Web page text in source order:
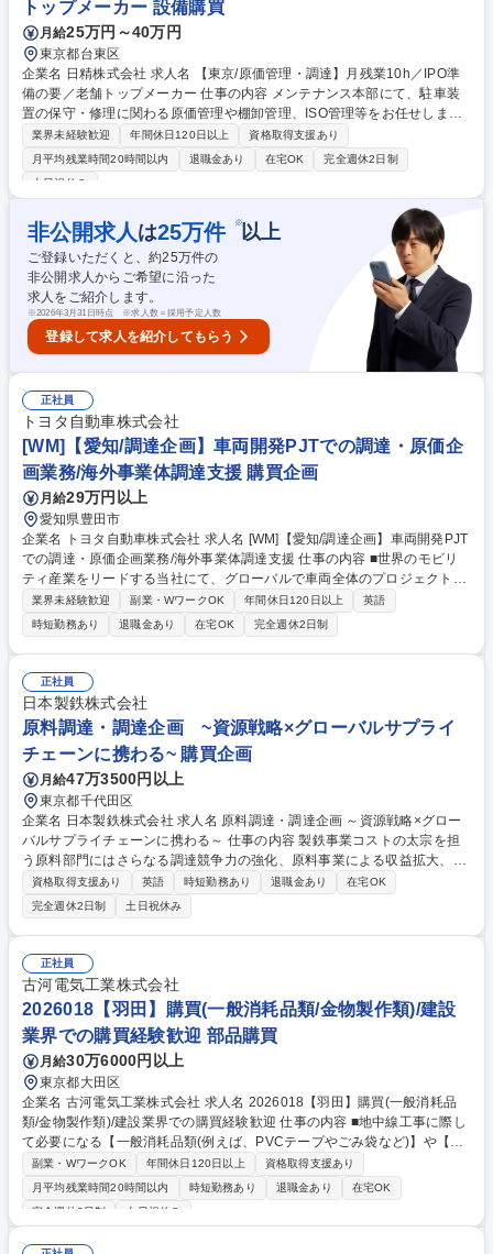
トップメーカー 設備購買
月給25万円～40万円
東京都台東区
企業名 日精株式会社 求人名 【東京/原価管理・調達】月残業10h／IPO準
備の要／老舗トップメーカー 仕事の内容 メンテナンス本部にて、駐車装
置の保守・修理に関わる原価管理や棚卸管理、ISO管理等をお任せしま
す。利益の源泉であるメンテナンス事業を支え、IPOに向けた適正な原価
処理体制の構築を担う役割です。 入社後は原価計算や在庫管理の実務から
スタート。 将来的には管理グループ全般を牽引する存在を目指してくださ
織ゆえ、自分の仕事が会社の利益や上場準備に直結する手応えをダイレク
トに実感できる環境です。社用PC・スマホを完備し、効率的で透明性の
高い管理体制を自ら構築していく醍醐味があります。 募集職種 【東京/原
価管理・調達】月残業10h／IPO準備の要／老舗トップメーカー
業界未経験歓迎 年間休日120日以上
資格取得支援あり
月平均残業時間20時間以内
退職金あり 在宅OK
完全週休2日制
土日祝休み
非公開求人 は25万件 ※以上
ご登録いただくと、約25万件の
非公開求人からご希望に沿った
求人をご紹介します。
※2026年3月31日時点 ※求人数＝採用予定人数
登録して求人を紹介してもらう
正社員
トヨタ自動車株式会社
[WM]【愛知/調達企画】車両開発PJTでの調達・原価企
画業務/海外事業体調達支援 購買企画
月給29万円以上
愛知県豊田市
企業名 トヨタ自動車株式会社 求人名 [WM]【愛知/調達企画】車両開発PJT
での調達・原価企画業務/海外事業体調達支援 仕事の内容 ■世界のモビリ
ティ産業をリードする当社にて、グローバルで車両全体のプロジェクトマ
ネジメントを通じた、発注戦略立案と仕入先決定管理/原価低減戦略立案を
お任せします。 【詳細】■車両開発プロジェクトの調達プロジェクトマネ
ジメント(カローラ、ヤリスなどの中・小型車 もしくは レクサス・GR・
電動車を担当) ■海外事業体調達業務の支援(発注戦略立案、現地調達化支
援等) 【ミッション】車両原価における外注品原価割合は7割を越え、トヨ
タの調達は安全/品質/供給/原価を造り込む役割を担っています。その役割
を体現し競争力確保するための調達・原価低減戦略を立案いただきます。
募集職種 [WM]【愛知/調達企画】車両開発PJTでの調達・原価企画業務/海
外事業体調達支援
業界未経験歓迎 副業・WワークOK 年間休日120日以上
英語
時短勤務あり
退職金あり 在宅OK 完全週休2日制
正社員
日本製鉄株式会社
原料調達・調達企画 ~資源戦略×グローバルサプライ
チェーンに携わる~ 購買企画
月給47万3500円以上
東京都千代田区
企業名 日本製鉄株式会社 求人名 原料調達・調達企画 ～資源戦略×グロー
バルサプライチェーンに携わる～ 仕事の内容 製鉄事業コストの太宗を担
う原料部門にはさらなる調達競争力の強化、原料事業による収益拡大、ま
たカーボンニュートラル戦略への的確な対応が求められるため、原料購買
調達の即戦力を募集いたします。 ■鉄鋼原料の調達戦略・契約交渉・品質
対応(鉄鉱石・石炭・金属・燃料等の安定調達、サプライヤー選定、価
格・条件交渉、購買契約締結)■配船・輸送戦略、需給管理(調達・運航計画
立案、料需給調整、SCM体制の構築とシステム改善)■原料事業(海外鉱
山・炭鉱事業)への出資・運営管理■カーボンニュートラル戦略対応（冷鉄
源・新原料企画、水素還元鉄など次世代原料の市場調査・企画、新規原料
導入に伴う物流体制構築・交渉） 募集職種 原料調達・調達企画 ～資源戦
略×グローバルサプライチェーンに携わる～
資格取得支援あり 英語 時短勤務あり 退職金あり
在宅OK
完全週休2日制
土日祝休み
正社員
古河電気工業株式会社
2026018【羽田】購買(一般消耗品類/金物製作類)/建設
業界での購買経験歓迎 部品購買
月給30万6000円以上
東京都大田区
企業名 古河電気工業株式会社 求人名 2026018【羽田】購買(一般消耗品
類/金物製作類)/建設業界での購買経験歓迎 仕事の内容 ■地中線工事に際し
て必要になる【一般消耗品類(例えば、PVCテープやごみ袋など)】や【金
物製作類】の購買業務を担当いただきます。他、ISO対応、J-SOX対応、
標準書関連の整理など購買業務以外の特命事項や、 実務習得や環境に慣れ
れば、前任者同様にグループリーダー的な立ち位置で実務上でのリーダー
ス強化とリスク耐性向上により強靭かつ安定したサプライチェーンを実現
副業・WワークOK 年間休日120日以上
資格取得支援あり
月平均残業時間20時間以内
時短勤務あり 退職金あり
在宅OK
完全週休2日制
土日祝休み